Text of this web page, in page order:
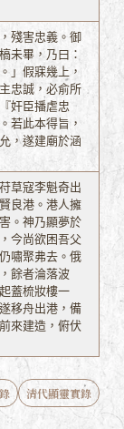
殘害忠義。御
未畢，乃曰：
」假寐幾上，
忠誠，必俞所
奸臣播虐忠
若此本得旨，
，遂建廟於涵
草寇李魁奇出
良港。港人擁
。神乃顯夢於
今尚欲困吾父
嘯聚弗去。俄
餘者淪落波
蓋梳妝樓一
移舟出港，備
來建造，俯伏
清代顯靈實錄